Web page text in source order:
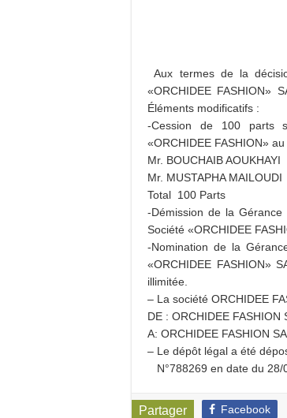
Aux termes de la
«ORCHIDEE FASHION»
Éléments modificatifs :
-Cession de 100 parts
«ORCHIDEE FASHION»
Mr. BOUCHAIB
Mr. MUSTAPHA
Total 100 Parts
-Démission de la
Société «ORCHIDEE
-Nomination de la
«ORCHIDEE FASHION»
illimitée.
– La société ORCHIDEE
DE : ORCHIDEE FASHION
A: ORCHIDEE FASHION
– Le dépôt légal a été
N°788269 en date du 28/
Partager Facebook